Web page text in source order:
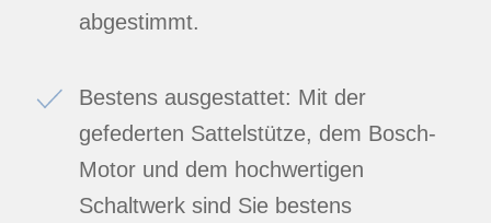
abgestimmt.
Bestens ausgestattet: Mit der
gefederten Sattelstütze, dem Bosch-
Motor und dem hochwertigen
Schaltwerk sind Sie bestens